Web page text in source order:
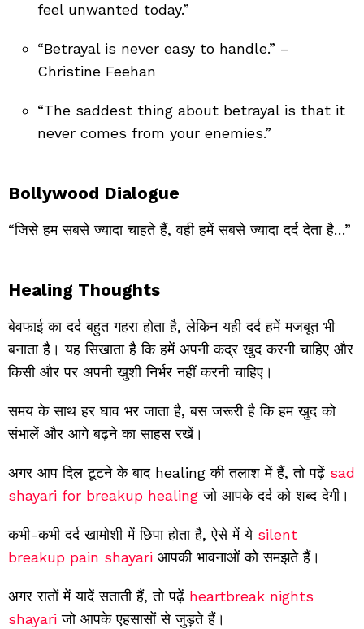
feel unwanted today.”
“Betrayal is never easy to handle.” –
Christine Feehan
“The saddest thing about betrayal is that it
never comes from your enemies.”
Bollywood Dialogue
“जिसे हम सबसे ज्यादा चाहते हैं, वही हमें सबसे ज्यादा दर्द देता है…”
Healing Thoughts
बेवफाई का दर्द बहुत गहरा होता है, लेकिन यही दर्द हमें मजबूत भी
बनाता है। यह सिखाता है कि हमें अपनी कद्र खुद करनी चाहिए और
किसी और पर अपनी खुशी निर्भर नहीं करनी चाहिए।
समय के साथ हर घाव भर जाता है, बस जरूरी है कि हम खुद को
संभालें और आगे बढ़ने का साहस रखें।
अगर आप दिल टूटने के बाद healing की तलाश में हैं, तो पढ़ें sad
shayari for breakup healing जो आपके दर्द को शब्द देगी।
कभी-कभी दर्द खामोशी में छिपा होता है, ऐसे में ये silent
breakup pain shayari आपकी भावनाओं को समझते हैं।
अगर रातों में यादें सताती हैं, तो पढ़ें heartbreak nights
shayari जो आपके एहसासों से जुड़ते हैं।